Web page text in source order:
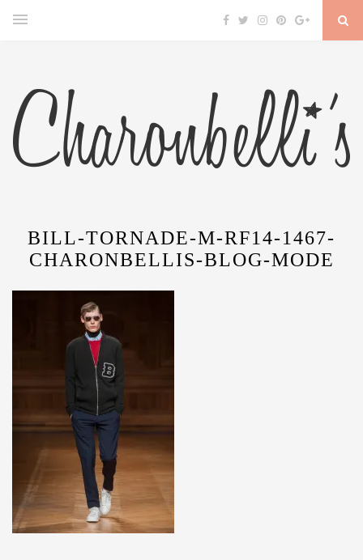
BILL-TORNADE-M-RF14-1467-
CHARONBELLIS-BLOG-MODE